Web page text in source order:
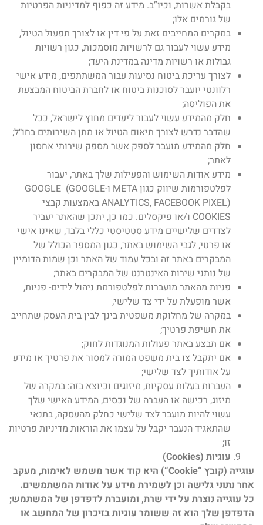
בקבלת אשרות, וכיו”ב. מידע זה כפוף למדיניות הפרטיות
של גורמים אלו;
במקרים המחייבים זאת על פי דין או לצורך תפעול הטיול,
מידע עשוי לעבור גם לרשויות מוסמכות, כגון רשויות
גבולות או רשויות מדינה במדינת היעד;
לצורך עריכת ביטוח נסיעות עבור המשתתפים, מידע אישי
רלוונטי יועבר לסוכנות ביטוח או לחברת הביטוח המבצעת
את הפוליסה;
חלק מהמידע עשוי לעבור ליעדים מחוץ לישראל, ככל
שהדבר נדרש לצורך תיאום הטיול או מתן השירותים בחו״ל;
חלק מהמידע מועבר לספק אשר מספק שירותי אחסון
לאתר;
מידע אודות השימוש והפעילות שלך באתר, יעבור
לפלטפורמות שיווק כגון META ו-GOOGLE (GOOGLE
ANALYTICS, FACEBOOK PIXEL) באמצעות קבצי
COOKIES ו/או פיקסלים. כמו כן, יתכן שהאתר יעביר
לצדדים שלישיים מידע סטטיסטי כללי בלבד, שאינו אישי
או פרטי, לגבי השימוש באתר, כגון המספר הכולל של
המבקרים באתר זה ובכל עמוד של האתר וכן שמות הדומיין
של נותני שירות האינטרנט של המבקרים באתר;
פניות מהאתר מועברות לפלטפורמת ניהול לידים- פניות,
אשר מופעלת על ידי צד שלישי;
במקרה של מחלוקת משפטית בינך לבין בית העסק שתחייב
את חשיפת פרטיך;
אם תבצע באתר פעולות המנוגדות לחוק;
אם יתקבל צו בית משפט המורה למסור את פרטיך או מידע
על אודותיך לצד שלישי;
העברות בעלות עסקיות, מיזוגים וכיוצא בזה: במקרה של
מיזוג, רכישה או העברה של נכסים, המידע האישי שלך
עשוי להיות מועבר לצד שלישי כחלק מהעסקה, בתנאי
שהתאגיד הנעבר יקבל על עצמו את הוראות מדיניות פרטיות
זו;
עוגיות (Cookies
)
עוגייה (קובץ “Cookie“) היא קוד אשר משמש לאימות, מעקב
אחר נתוני גלישה וכן לשמירת מידע על אודות המשתמשים.
כל עוגייה נוצרת על ידי שרת, ומועברת לדפדפן של המשתמש;
הדפדפן שלך הוא זה ששומר עוגיות בזיכרון של המחשב או